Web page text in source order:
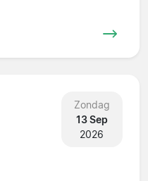
Zondag
13 Sep
2026